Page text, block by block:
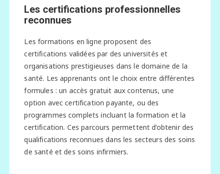
Les certifications professionnelles
reconnues
Les formations en ligne proposent des
certifications validées par des universités et
organisations prestigieuses dans le domaine de la
santé. Les apprenants ont le choix entre différentes
formules : un accès gratuit aux contenus, une
option avec certification payante, ou des
programmes complets incluant la formation et la
certification. Ces parcours permettent d’obtenir des
qualifications reconnues dans les secteurs des soins
de santé et des soins infirmiers.